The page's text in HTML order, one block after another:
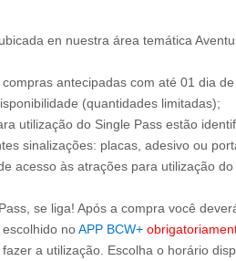
en nuestra área temática
antecipadas com até 01 dia de
(quantidades limitadas);
utilização do Single Pass estão
sinalizações: placas, adesivo ou
acesso às atrações para utilização do
se liga! Após a compra você
noAPP BCW+
a utilização. Escolha o horário